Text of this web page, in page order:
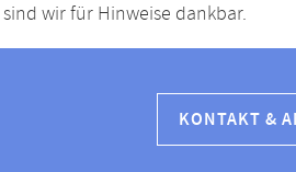
wir für Hinweise dankbar.
KONTAKT &